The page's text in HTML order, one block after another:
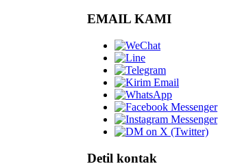
EMAIL KAMI
Detil kontak